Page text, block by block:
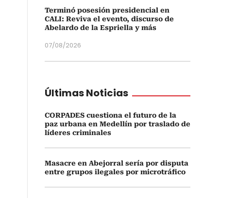
Terminó posesión presidencial en
CALI: Reviva el evento, discurso de
Abelardo de la Espriella y más
07/08/2026
Últimas Noticias
CORPADES cuestiona el futuro de la
paz urbana en Medellín por traslado de
líderes criminales
Masacre en Abejorral sería por disputa
entre grupos ilegales por microtráfico